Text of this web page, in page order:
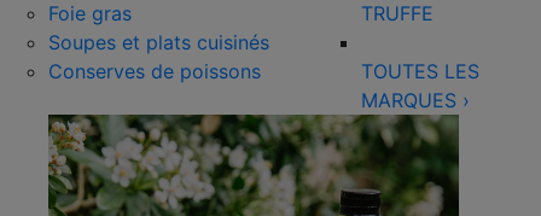
Foie gras
Soupes et plats cuisinés
Conserves de poissons
TRUFFE
TOUTES LES
MARQUES ›